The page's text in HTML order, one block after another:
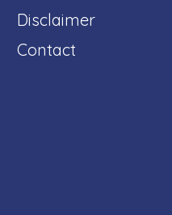
Disclaimer
Contact